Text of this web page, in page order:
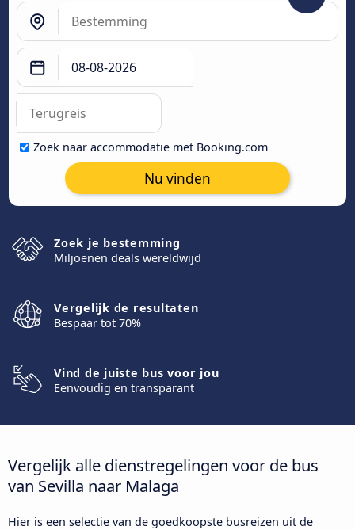
Zoek naar accommodatie met Booking.com
Nu vinden
Zoek je bestemming
Miljoenen deals wereldwijd
Vergelijk de resultaten
Bespaar tot 70%
Vind de juiste bus voor jou
Eenvoudig en transparant
Vergelijk alle dienstregelingen voor de bus
van Sevilla naar Malaga
Hier is een selectie van de goedkoopste busreizen uit de